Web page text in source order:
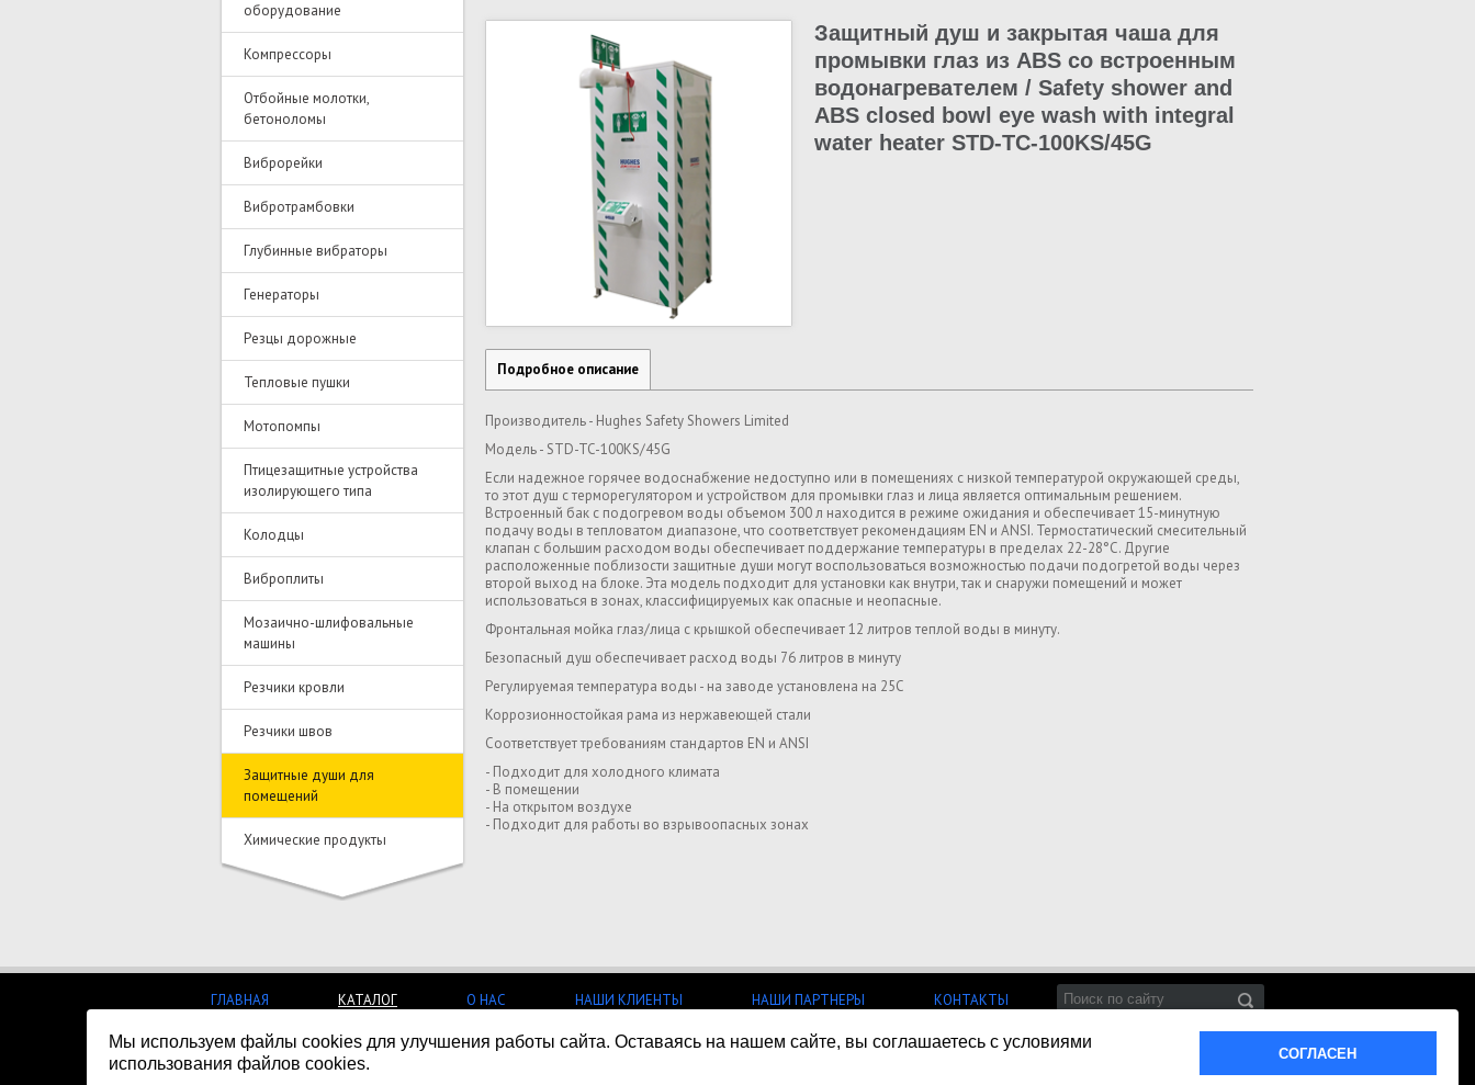
оборудование
Компрессоры
Отбойные молотки,
бетоноломы
Виброрейки
Вибротрамбовки
Глубинные вибраторы
Генераторы
Резцы дорожные
Тепловые пушки
Мотопомпы
Птицезащитные устройства
изолирующего типа
Колодцы
Виброплиты
Мозаично-шлифовальные
машины
Резчики кровли
Резчики швов
Защитные души для
помещений
Химические продукты
Защитный душ и закрытая чаша для
промывки глаз из ABS со встроенным
водонагревателем / Safety shower and
ABS closed bowl eye wash with integral
water heater STD-TC-100KS/45G
Подробное описание
Производитель - Hughes Safety Showers Limited
Модель - STD-TC-100KS/45G
Если надежное горячее водоснабжение недоступно или в помещениях с низкой температурой окружающей среды,
то этот душ с терморегулятором и устройством для промывки глаз и лица является оптимальным решением.
Встроенный бак с подогревом воды объемом 300 л находится в режиме ожидания и обеспечивает 15-минутную
подачу воды в тепловатом диапазоне, что соответствует рекомендациям EN и ANSI. Термостатический смесительный
клапан с большим расходом воды обеспечивает поддержание температуры в пределах 22-28°C. Другие
расположенные поблизости защитные души могут воспользоваться возможностью подачи подогретой воды через
второй выход на блоке. Эта модель подходит для установки как внутри, так и снаружи помещений и может
использоваться в зонах, классифицируемых как опасные и неопасные.
Фронтальная мойка глаз/лица с крышкой обеспечивает 12 литров теплой воды в минуту.
Безопасный душ обеспечивает расход воды 76 литров в минуту
Регулируемая температура воды - на заводе установлена на 25C
Коррозионностойкая рама из нержавеющей стали
Соответствует требованиям стандартов EN и ANSI
- Подходит для холодного климата
- В помещении
- На открытом воздухе
- Подходит для работы во взрывоопасных зонах
ГЛАВНАЯ КАТАЛОГ О НАС НАШИ КЛИЕНТЫ НАШИ ПАРТНЕРЫ КОНТАКТЫ
© Все права защищены, 2018
Мы используем файлы cookies для улучшения работы сайта. Оставаясь на нашем сайте, вы соглашаетесь с условиями
использования файлов cookies.
СОГЛАСЕН